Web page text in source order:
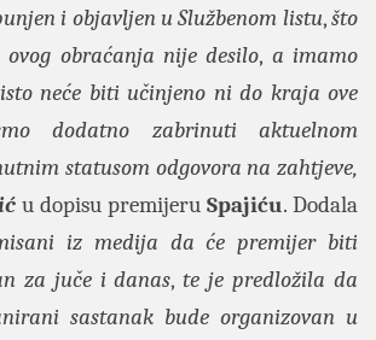
i objavljen uSlužbenom listu,što
ovog obraćanja nije desilo, a imamo
neće biti učinjeno ni do kraja ove
dodatno zabrinuti aktuelnom
statusom odgovora na zahtjeve,
u dopisu premijeru Spajiću. Dodala
iz medija da će premijer biti
za juče i danas,te je predložila da
sastanak bude organizovan u